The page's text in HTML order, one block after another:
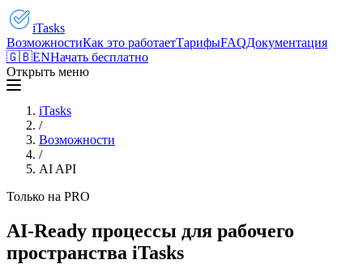
iTasks
ВозможностиКак это работаетТарифыFAQДокументация
🇬🇧ENНачать бесплатно
Открыть меню
iTasks
/
Возможности
/
AI API
Только на PRO
AI-Ready процессы для рабочего
пространства iTasks